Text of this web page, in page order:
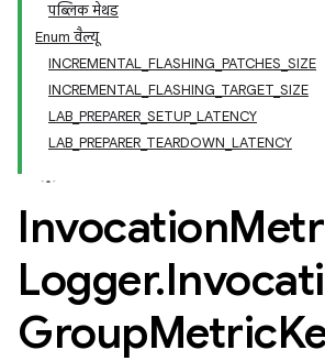
पब्लिक मेथड
Enum वैल्यू
INCREMENTAL_FLASHING_PATCHES_SIZE
INCREMENTAL_FLASHING_TARGET_SIZE
LAB_PREPARER_SETUP_LATENCY
LAB_PREPARER_TEARDOWN_LATENCY
Invocation
Logger.
GroupMetric